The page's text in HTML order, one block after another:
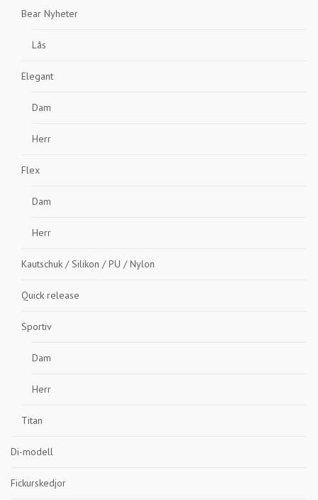
Bear Nyheter
Lås
Elegant
Dam
Herr
Flex
Dam
Herr
Kautschuk / Silikon / PU / Nylon
Quick release
Sportiv
Dam
Herr
Titan
Di-modell
Fickurskedjor